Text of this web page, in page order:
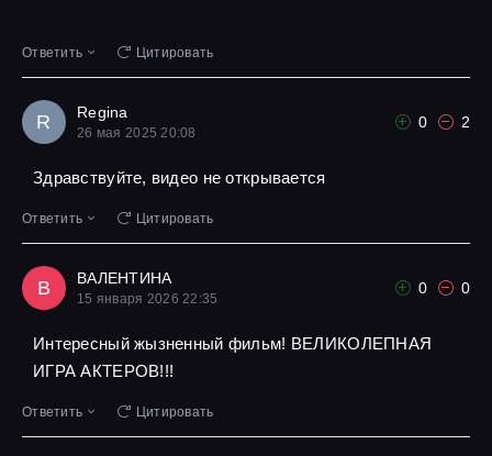
Ответить Цитировать
R Regina
26 мая 2025 20:08
0 2
Здравствуйте, видео не открывается
Ответить Цитировать
В ВАЛЕНТИНА
15 января 2026 22:35
0 0
Интересный жызненный фильм! ВЕЛИКОЛЕПНАЯ
ИГРА АКТЕРОВ!!!
Ответить Цитировать